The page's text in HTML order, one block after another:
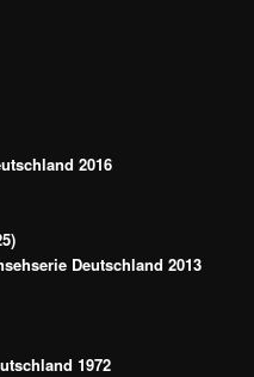
2016
Deutschland 2013
1972